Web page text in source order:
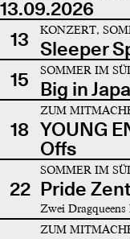
13.09.2026
13
KONZERT,
Sleeper
15
SOMMER IM
Big in
18
ZUM
YOUNG
Offs
22
SOMMER IM
Pride
Zwei Dragqueens
ZUM